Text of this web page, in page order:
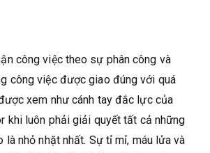
công việc theo sự phân công và
công việc được giao đúng với quá
xem như cánh tay đắc lực của
khi luôn phải giải quyết tất cả những
là nhỏ nhặt nhất. Sự tỉ mỉ, máu lửa và